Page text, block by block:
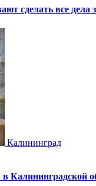
сделать все дела
Калининград
Калининградской